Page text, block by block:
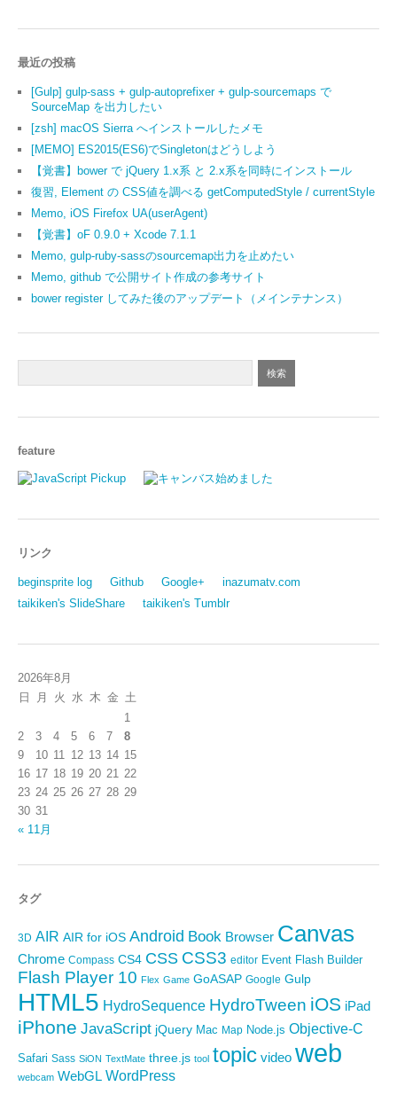
最近の投稿
[Gulp] gulp-sass + gulp-autoprefixer + gulp-sourcemaps で
SourceMap を出力したい
[zsh] macOS Sierra へインストールしたメモ
[MEMO] ES2015(ES6)でSingletonはどうしよう
【覚書】bower で jQuery 1.x系 と 2.x系を同時にインストール
復習, Element の CSS値を調べる getComputedStyle / currentStyle
Memo, iOS Firefox UA(userAgent)
【覚書】oF 0.9.0 + Xcode 7.1.1
Memo, gulp-ruby-sassのsourcemap出力を止めたい
Memo, github で公開サイト作成の参考サイト
bower register してみた後のアップデート（メインテナンス）
feature
リンク
beginsprite log Github Google+
inazumatv.com
taikiken's SlideShare
taikiken's Tumblr
2026年8月
日
月 火 水 木 金 土
1
2
3 4 5 6 7
8
9
10 11 12 13 14 15
16 17 18 19 20 21 22
23 24 25 26 27 28 29
30 31
« 11月
タグ
3D AIR AIR for iOS Android Book Browser Canvas
Chrome Compass CS4 CSS CSS3 editor Event Flash Builder
Flash Player 10 Flex Game GoASAP Google Gulp
HTML5 HydroSequence HydroTween iOS iPad
iPhone JavaScript jQuery Mac Map Node.js Objective-C
Safari Sass SiON TextMate three.js tool topic video web
webcam WebGL WordPress